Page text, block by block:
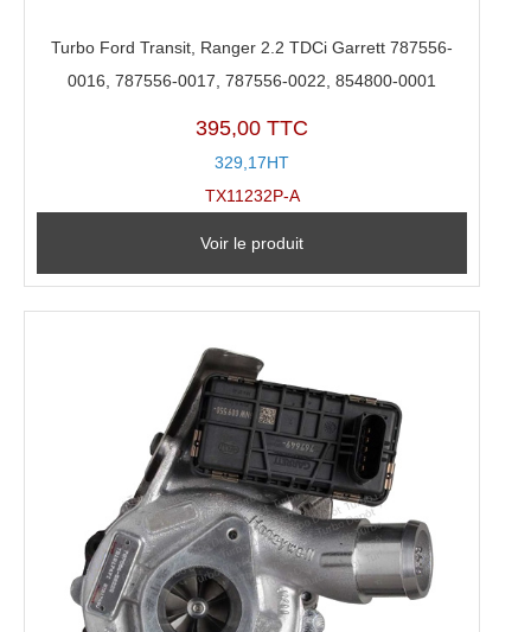
Turbo Ford Transit, Ranger 2.2 TDCi Garrett 787556-
0016, 787556-0017, 787556-0022, 854800-0001
395,00 TTC
329,17HT
TX11232P-A
Voir le produit